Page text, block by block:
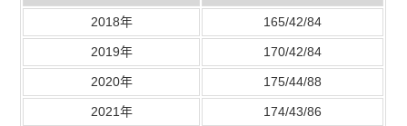
2018年 165/42/84
2019年 170/42/84
2020年 175/44/88
2021年 174/43/86